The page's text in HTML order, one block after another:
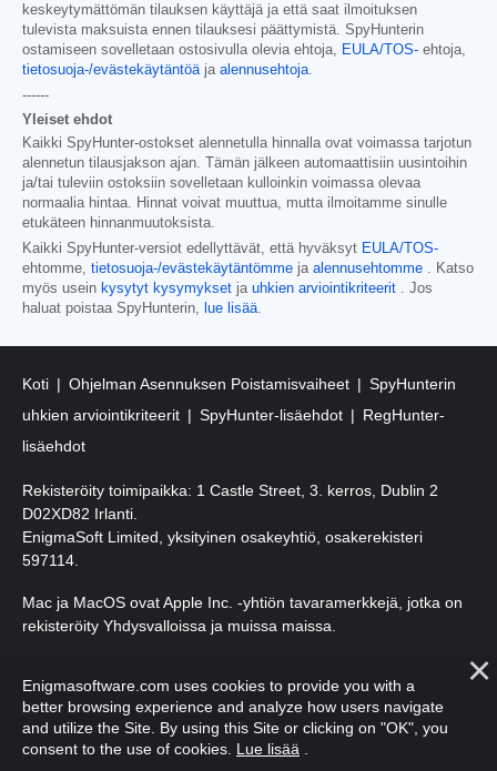
keskeytymättömän tilauksen käyttäjä ja että saat ilmoituksen
tulevista maksuista ennen tilauksesi päättymistä. SpyHunterin
ostamiseen sovelletaan ostosivulla olevia ehtoja,
EULA/TOS- ehtoja,
tietosuoja-/evästekäytäntöä ja alennusehtoja
------
Yleiset ehdot
Kaikki SpyHunter-ostokset alennetulla hinnalla ovat voimassa tarjotun
alennetun tilausjakson ajan. Tämän jälkeen automaattisiin uusintoihin
ja/tai tuleviin ostoksiin sovelletaan kulloinkin voimassa olevaa
normaalia hintaa. Hinnat voivat muuttua, mutta ilmoitamme sinulle
etukäteen hinnanmuutoksista.
Kaikki SpyHunter-versiot edellyttävät, että hyväksyt EULA/TOS-
ehtomme, tietosuoja-/evästekäytäntömme ja alennusehtomme . Katso
myös usein kysytyt kysymykset ja uhkien arviointikriteerit . Jos
haluat poistaa SpyHunterin,
lue lisää
Koti Ohjelman Asennuksen Poistamisvaiheet
SpyHunterin
uhkien arviointikriteerit
SpyHunter-lisäehdot
RegHunter-
lisäehdot
Rekisteröity toimipaikka: 1 Castle Street, 3. kerros, Dublin 2
D02XD82 Irlanti.
EnigmaSoft Limited, yksityinen osakeyhtiö, osakerekisteri
597114.
Mac ja MacOS ovat Apple Inc. -yhtiön tavaramerkkejä, jotka on
rekisteröity Yhdysvalloissa ja muissa maissa.
pidätetään.
Enigmasoftware.com uses cookies to provide you with a
better browsing experience and analyze how users navigate
and utilize the Site. By using this Site or clicking on "OK", you
consent to the use of cookies. Lue lisää